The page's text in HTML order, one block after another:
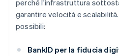
perché l'infrastruttura
garantire velocità e
possibili:
BankID per la fiducia